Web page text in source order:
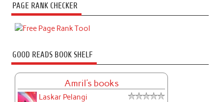
PAGE RANK CHECKER
GOOD READS BOOK SHELF
Amril's books
Laskar Pelangi